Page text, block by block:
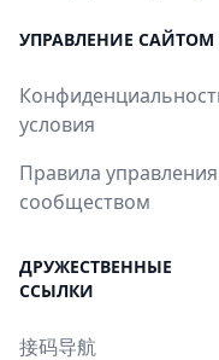
УПРАВЛЕНИЕ САЙТОМ
условия
Правила управления
сообществом
ДРУЖЕСТВЕННЫЕ
ССЫЛКИ
接码导航